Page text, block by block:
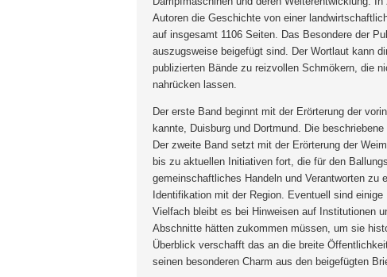
Autoren die Geschichte von einer
auf insgesamt 1106 Seiten. Das Besondere der
auszugsweise beigefügt sind. Der Wortlaut kann
publizierten Bände zu reizvollen Schmökern, die
nahrücken lassen.
Der erste Band beginnt mit der Erörterung der
kannte, Duisburg und Dortmund. Die
Der zweite Band setzt mit der Erörterung der
bis zu aktuellen Initiativen fort, die für den
gemeinschaftliches Handeln und Verantworten zu
Identifikation mit der Region. Eventuell sind
Vielfach bleibt es bei Hinweisen auf Institutionen
Abschnitte hätten zukommen müssen, um sie
Überblick verschafft das an die breite
seinen besonderen Charm aus den beigefügten